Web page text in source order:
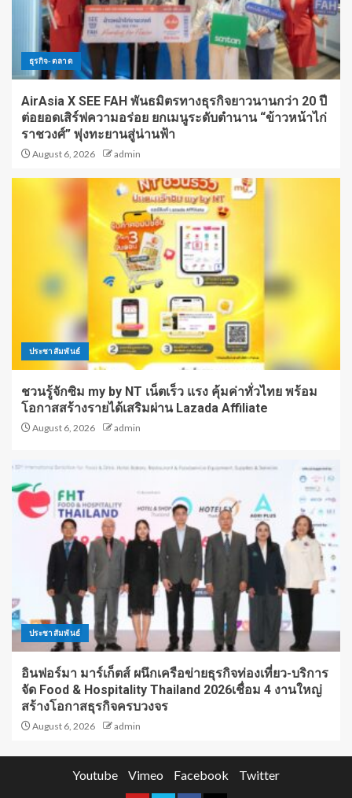
ธุรกิจ-ตลาด
AirAsia X SEE FAH พันธมิตรทางธุรกิจยาวนานกว่า 20 ปี
ต่อยอดเสิร์ฟความอร่อย ยกเมนูระดับตำนาน “ข้าวหน้าไก่
ราชวงศ์” พุ่งทะยานสู่น่านฟ้า
August 6, 2026 admin
ประชาสัมพันธ์
ชวนรู้จักซิม my by NT เน็ตเร็ว แรง คุ้มค่าทั่วไทย พร้อม
โอกาสสร้างรายได้เสริมผ่าน Lazada Affiliate
August 6, 2026 admin
ประชาสัมพันธ์
อินฟอร์มา มาร์เก็ตส์ ผนึกเครือข่ายธุรกิจท่องเที่ยว-บริการ
จัด Food & Hospitality Thailand 2026เชื่อม 4 งานใหญ่
สร้างโอกาสธุรกิจครบวงจร
August 6, 2026 admin
Youtube Vimeo Facebook Twitter